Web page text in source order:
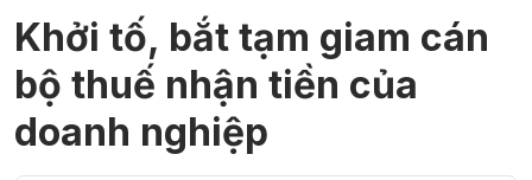
Khởi tố, bắt tạm giam cán
bộ thuế nhận tiền của
doanh nghiệp